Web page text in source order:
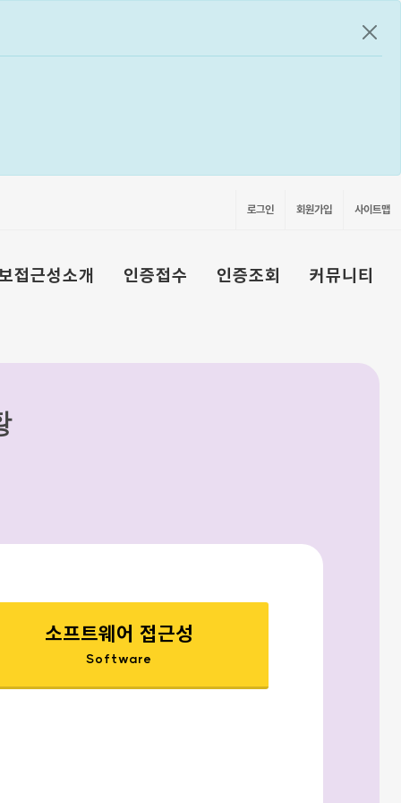
공지
로그인 회원가입 사이트맵
접근성소개 인증접수 인증조회 커뮤니티
소프트웨어 접근성
Software